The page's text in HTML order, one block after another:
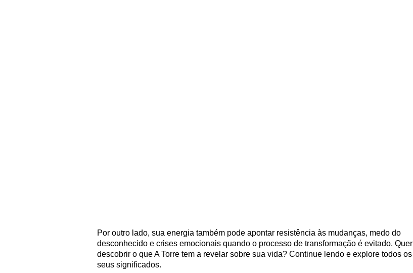
Por outro lado, sua energia também pode apontar resistência às mudanças, medo do
desconhecido e crises emocionais quando o processo de transformação é evitado. Quer
descobrir o que A Torre tem a revelar sobre sua vida? Continue lendo e explore todos os
seus significados.